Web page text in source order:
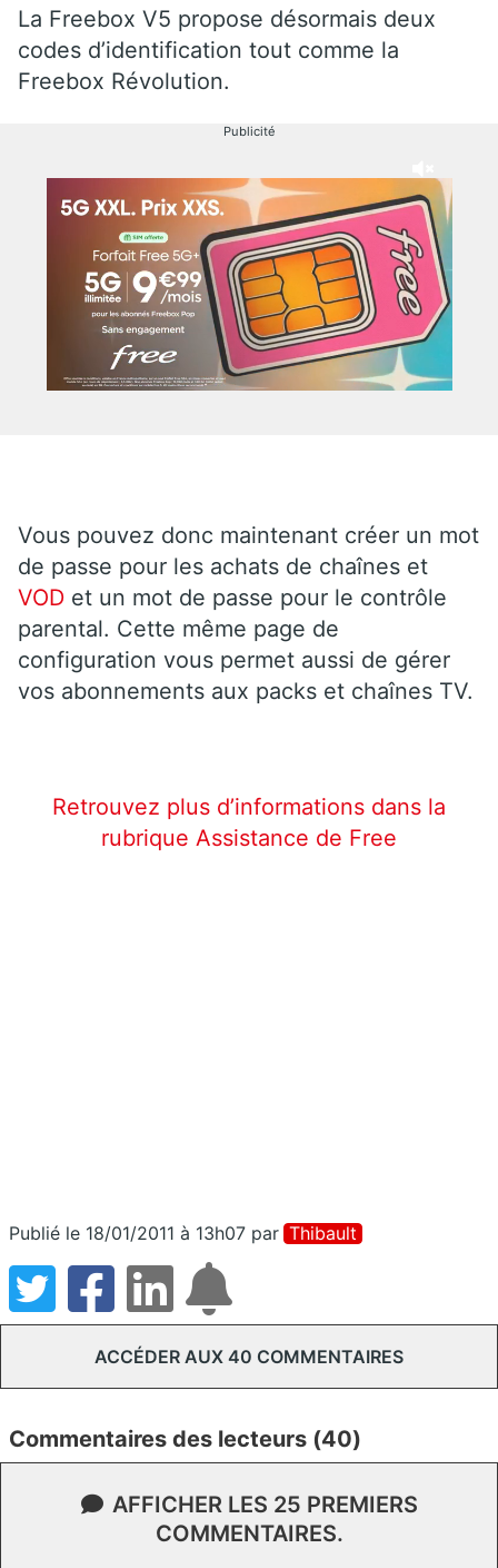
La Freebox V5 propose désormais deux
codes d’identification tout comme la
Freebox Révolution.
Publicité
Vous pouvez donc maintenant créer un mot
de passe pour les achats de chaînes et
VOD et un mot de passe pour le contrôle
parental. Cette même page de
configuration vous permet aussi de gérer
vos abonnements aux packs et chaînes TV.
Retrouvez plus d’informations dans la
rubrique Assistance de Free
Publié le 18/01/2011 à 13h07 par Thibault
ACCÉDER AUX 40 COMMENTAIRES
Commentaires des lecteurs (40)
AFFICHER LES 25 PREMIERS
COMMENTAIRES.